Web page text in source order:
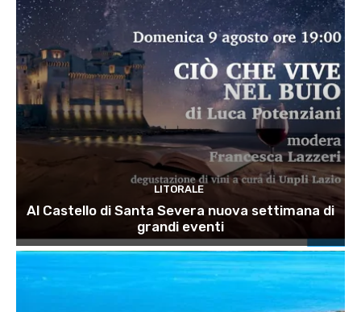
LITORALE
Al Castello di Santa Severa nuova settimana di
grandi eventi